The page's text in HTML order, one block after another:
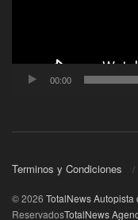
00:00
Terminos y Condiciones
© 2026 TotalNews Autopista
ReservadosTotalNews